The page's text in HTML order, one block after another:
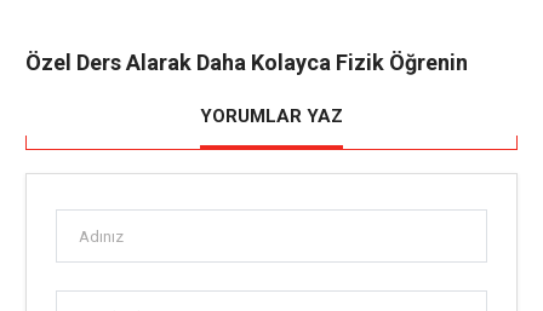
Özel Ders Alarak Daha Kolayca Fizik Öğrenin
YORUMLAR YAZ